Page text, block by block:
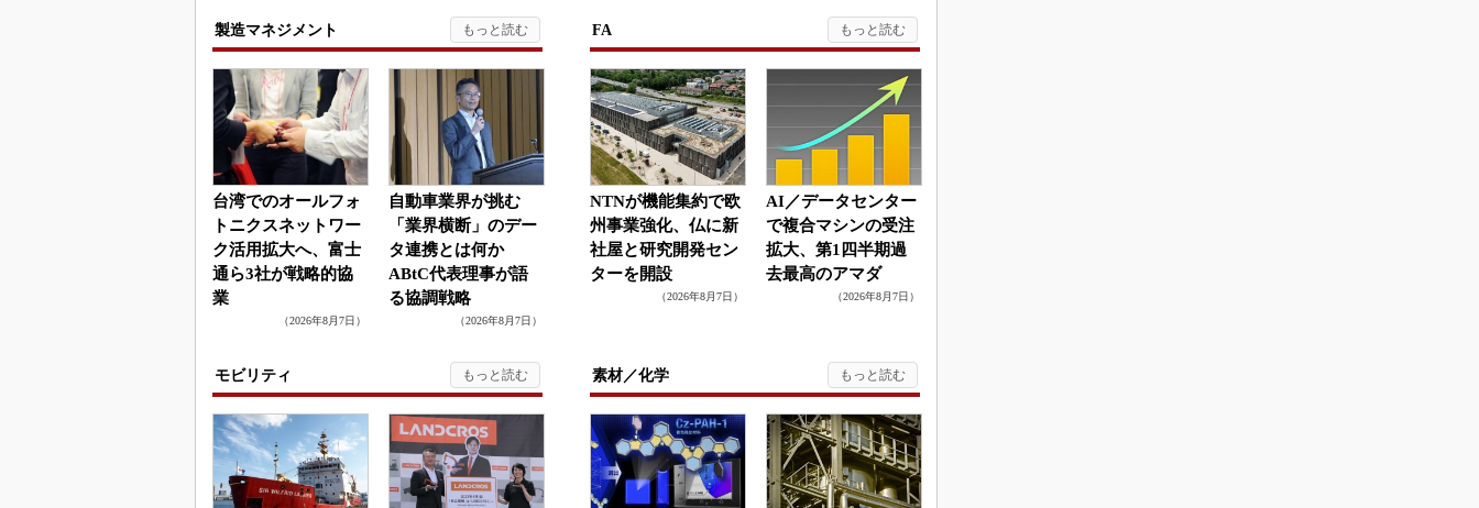
製造マネジメント
台湾でのオールフォ
トニクスネットワー
ク活用拡大へ、富士
通ら3社が戦略的協
業
（2026年8月7日）
自動車業界が挑む
「業界横断」のデー
タ連携とは何か
ABtC代表理事が語
る協調戦略
（2026年8月7日）
FA
NTNが機能集約で欧
州事業強化、仏に新
社屋と研究開発セン
ターを開設
（2026年8月7日）
AI／データセンター
で複合マシンの受注
拡大、第1四半期過
去最高のアマダ
（2026年8月7日）
モビリティ 素材／化学